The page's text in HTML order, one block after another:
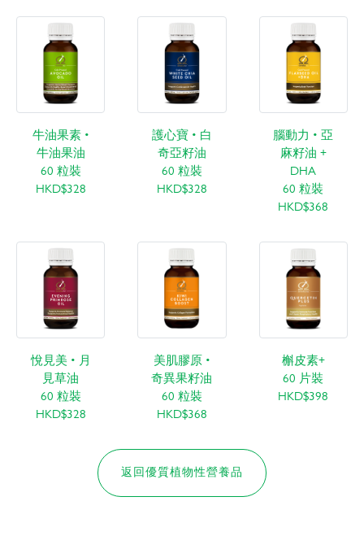
牛油果素 •
牛油果油
60 粒裝
HKD$328
護心寶 • 白
奇亞籽油
60 粒裝
HKD$328
腦動力 • 亞
麻籽油 +
DHA
60 粒裝
HKD$368
悅見美 • 月
見草油
60 粒裝
HKD$328
美肌膠原 •
奇異果籽油
60 粒裝
HKD$368
槲皮素+
60 片裝
HKD$398
返回優質植物性營養品